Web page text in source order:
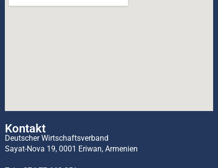
Kontakt
Deutscher Wirtschaftsverband
Sayat-Nova 19, 0001 Eriwan, Armenien